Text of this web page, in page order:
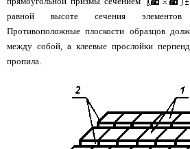
равной высоте сечения элементов
Противоположные плоскости образцов
между собой, а клеевые прослойки
пропила.